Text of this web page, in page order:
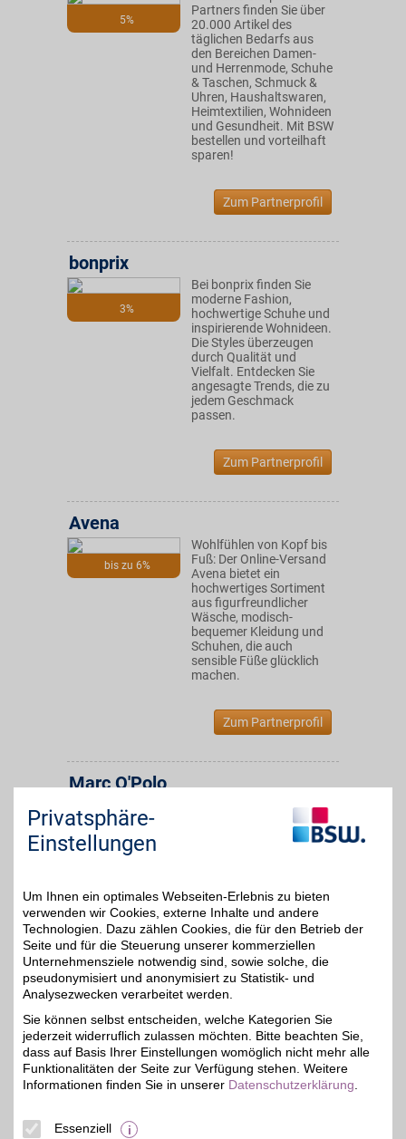
5%
Partners finden Sie über
20.000 Artikel des
täglichen Bedarfs aus
den Bereichen Damen-
und Herrenmode, Schuhe
& Taschen, Schmuck &
Uhren, Haushaltswaren,
Heimtextilien, Wohnideen
und Gesundheit. Mit BSW
bestellen und vorteilhaft
sparen!
Zum Partnerprofil
3%
bonprix
Bei bonprix finden Sie
moderne Fashion,
hochwertige Schuhe und
inspirierende Wohnideen.
Die Styles überzeugen
durch Qualität und
Vielfalt. Entdecken Sie
angesagte Trends, die zu
jedem Geschmack
passen.
Zum Partnerprofil
bis zu 6%
Avena
Wohlfühlen von Kopf bis
Fuß: Der Online-Versand
Avena bietet ein
hochwertiges Sortiment
aus figurfreundlicher
Wäsche, modisch-
bequemer Kleidung und
Schuhen, die auch
sensible Füße glücklich
machen.
Zum Partnerprofil
bis zu 8%
Marc O'Polo
elegant: Marc O'Polo ist
hohem Anspruch
aufgepasst: Mit BSW-
Vorteil sparen.
Zum Partnerprofil
bis zu 11%
bugatti
Die Kollektion von bugatti
vermittelt Vielfalt,
Innovation, Zeitgeist,
Lebensfreude und
Privatsphäre-
Einstellungen
Um Ihnen ein optimales Webseiten-Erlebnis zu bieten
verwenden wir Cookies, externe Inhalte und andere
Technologien. Dazu zählen Cookies, die für den Betrieb der
Seite und für die Steuerung unserer kommerziellen
Unternehmensziele notwendig sind, sowie solche, die
pseudonymisiert und anonymisiert zu Statistik- und
Analysezwecken verarbeitet werden.
Sie können selbst entscheiden, welche Kategorien Sie
jederzeit widerruflich zulassen möchten. Bitte beachten Sie,
dass auf Basis Ihrer Einstellungen womöglich nicht mehr alle
Funktionalitäten der Seite zur Verfügung stehen. Weitere
Informationen finden Sie in unserer Datenschutzerklärung
Essenziell